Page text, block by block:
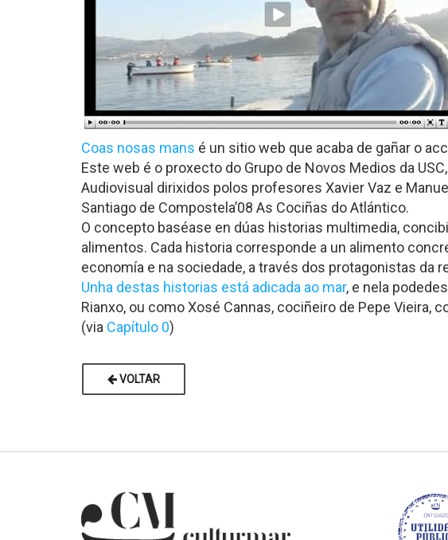
Coas nosas mans é un sitio web que acaba de gañar o
Este web é o proxecto do Grupo de Novos Medios da
Audiovisual dirixidos polos profesores Xavier Vaz e
Santiago de Compostela’08 As Cociñas do Atlántico.
O concepto baséase en dúas historias multimedia,
alimentos. Cada historia corresponde a un alimento
economía e na sociedade, a través dos protagonistas da
Unha destas historias está adicada ao mar, e nela
Rianxo, ou como Xosé Cannas, cociñeiro de Pepe Vieira,
(via Capítulo 0)
VOLTAR